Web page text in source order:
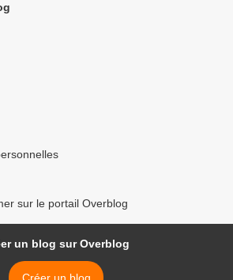
sur le portail Overblog
un blog sur Overblog